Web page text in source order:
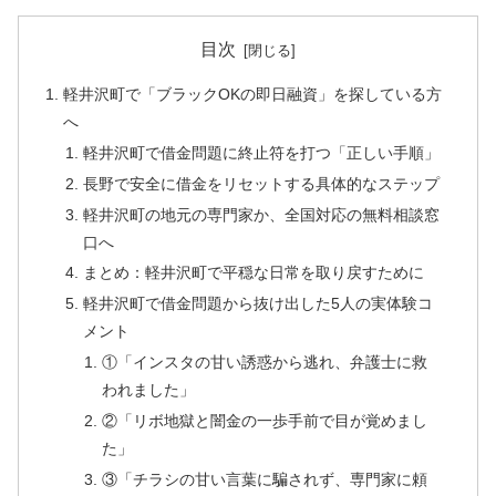
目次
軽井沢町で「ブラックOKの即日融資」を探している方
へ
軽井沢町で借金問題に終止符を打つ「正しい手順」
長野で安全に借金をリセットする具体的なステップ
軽井沢町の地元の専門家か、全国対応の無料相談窓
口へ
まとめ：軽井沢町で平穏な日常を取り戻すために
軽井沢町で借金問題から抜け出した5人の実体験コ
メント
①「インスタの甘い誘惑から逃れ、弁護士に救
われました」
②「リボ地獄と闇金の一歩手前で目が覚めまし
た」
③「チラシの甘い言葉に騙されず、専門家に頼